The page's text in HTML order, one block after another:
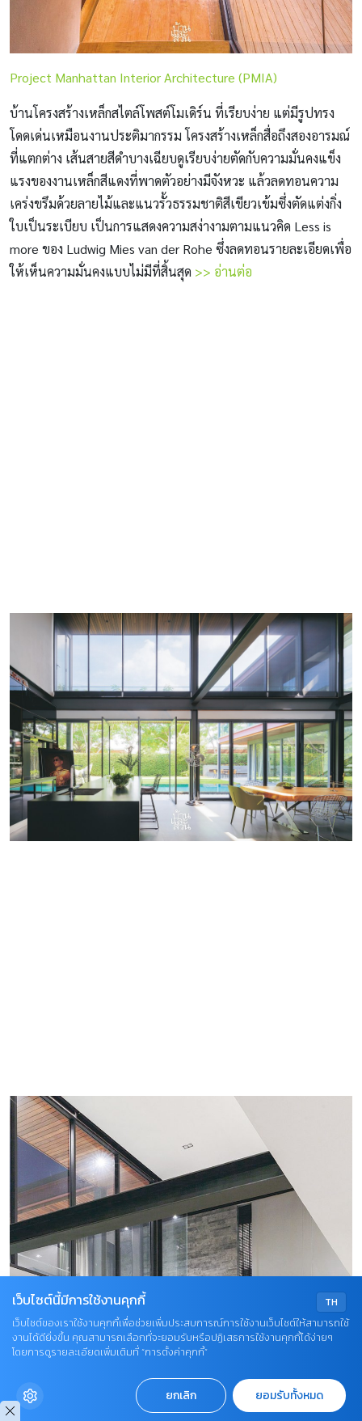
Project Manhattan Interior Architecture (PMIA)
บ้านโครงสร้างเหล็กสไตล์โพสต์โมเดิร์น ที่เรียบง่าย แต่มีรูปทรง
โดดเด่นเหมือนงานประติมากรรม โครงสร้างเหล็กสื่อถึงสองอารมณ์
ที่แตกต่าง เส้นสายสีดำบางเฉียบดูเรียบง่ายตัดกับความมั่นคงแข็ง
แรงของงานเหล็กสีแดงที่พาดตัวอย่างมีจังหวะ แล้วลดทอนความ
เคร่งขรึมด้วยลายไม้และแนวรั้วธรรมชาติสีเขียวเข้มซึ่งตัดแต่งกิ่ง
ใบเป็นระเบียบ เป็นการแสดงความสง่างามตามแนวคิด Less is
more ของ Ludwig Mies van der Rohe ซึ่งลดทอนรายละเอียดเพื่อ
ให้เห็นความมั่นคงแบบไม่มีที่สิ้นสุด >> อ่านต่อ
TH
เว็บไซต์นี้มีการใช้งานคุกกี้
เว็บไซต์ของเราใช้งานคุกกี้เพื่อช่วยเพิ่มประสบการณ์การใช้งานเว็บไซต์ให้สามารถใช้
งานได้ดียิ่งขึ้น คุณสามารถเลือกที่จะยอมรับหรือปฏิเสธการใช้งานคุกกี้ได้ง่ายๆ
โดยการดูรายละเอียดเพิ่มเติมที่ “การตั้งค่าคุกกี้”
ยกเลิก ยอมรับทั้งหมด